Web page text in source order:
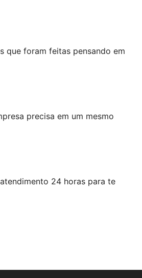
que foram feitas pensando em
precisa em um mesmo
24 horas para te